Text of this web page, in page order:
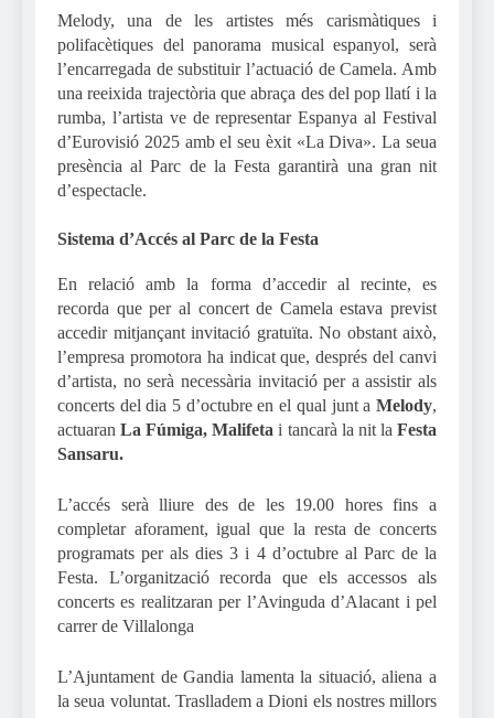
Melody, una de les artistes més carismàtiques i
polifacètiques del panorama musical espanyol, serà
l’encarregada de substituir l’actuació de Camela. Amb
una reeixida trajectòria que abraça des del pop llatí i la
rumba, l’artista ve de representar Espanya al Festival
d’Eurovisió 2025 amb el seu èxit «La Diva». La seua
presència al Parc de la Festa garantirà una gran nit
d’espectacle.
Sistema d’Accés al Parc de la Festa
En relació amb la forma d’accedir al recinte, es
recorda que per al concert de Camela estava previst
accedir mitjançant invitació gratuïta. No obstant això,
l’empresa promotora ha indicat que, després del canvi
d’artista, no serà necessària invitació per a assistir als
concerts del dia 5 d’octubre en el qual junt a Melody,
actuaranLa Fúmiga, Malifeta i tancarà la nit laFesta
Sansaru.
L’accés serà lliure des de les 19.00 hores fins a
completar aforament, igual que la resta de concerts
programats per als dies 3 i 4 d’octubre al Parc de la
Festa. L’organització recorda que els accessos als
concerts es realitzaran per l’Avinguda d’Alacant i pel
carrer de Villalonga
L’Ajuntament de Gandia lamenta la situació, aliena a
la seua voluntat. Traslladem a Dioni els nostres millors